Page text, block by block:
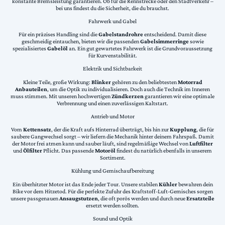
bei uns findest du die Sicherheit, die du brauchst.
Fahrwerk und Gabel
Für ein präzises Handling sind dieGabelstandrohreentscheidend. Damit diese
geschmeidig eintauchen, bieten wir die passendenGabelsimmerringesowie
spezialisiertesGabelölan. Ein gut gewartetes Fahrwerk ist die Grundvoraussetzung
für Kurvenstabilität.
Elektrik und Sichtbarkeit
Kleine Teile, große Wirkung: Blinkergehören zu den beliebtestenMotorrad
Anbauteilen, um die Optik zu individualisieren. Doch auch die Technik im Inneren
muss stimmen. Mit unseren hochwertigenZündkerzen garantieren wir eine optimale
Verbrennung und einen zuverlässigen Kaltstart.
Antrieb und Motor
VomKettensatz, der die Kraft aufs Hinterrad überträgt, bis hin zurKupplung, die für
saubere Gangwechsel sorgt – wir liefern die Mechanik hinter deinem Fahrspaß. Damit
der Motor frei atmen kann und sauber läuft, sind regelmäßige Wechsel vonLuftfilter
undÖlfilterPflicht. Das passendeMotorölfindest du natürlich ebenfalls in unserem
Sortiment.
Kühlung und Gemischaufbereitung
Ein überhitzter Motor ist das Ende jeder Tour. Unsere stabilenKühlerbewahren dein
Bike vor dem Hitzetod. Für die perfekte Zufuhr des Kraftstoff-Luft-Gemisches sorgen
unsere passgenauenAnsaugstutzen, die oft porös werden und durch neueErsatzteile
ersetzt werden sollten.
Sound und Optik